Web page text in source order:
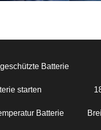
Batterie
starten
Batterie